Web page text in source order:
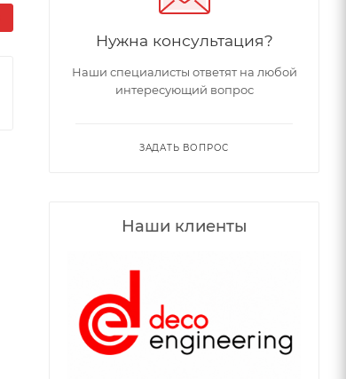
Нужна консультация?
Наши специалисты ответят на любой
интересующий вопрос
ЗАДАТЬ ВОПРОС
Наши клиенты